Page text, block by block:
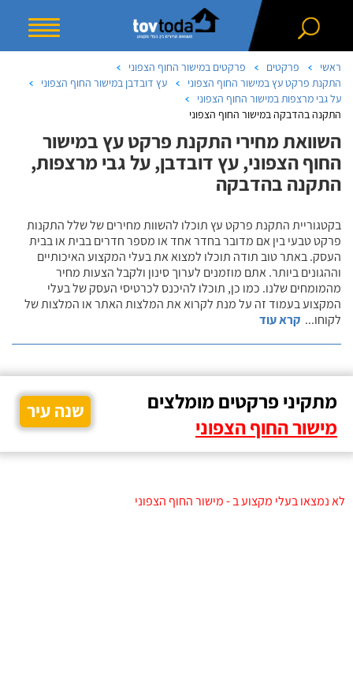
ראשי פרקטים
פרקטים במישור החוף הצפוני
התקנת פרקט עץ במישור החוף הצפוני
עץ דובדבן במישור החוף הצפוני
על גבי מרצפות במישור החוף הצפוני
התקנה בהדבקה במישור החוף הצפוני
השוואת מחירי התקנת פרקט עץ במישור
החוף הצפוני, עץ דובדבן, על גבי מרצפות,
התקנה בהדבקה
בקטגוריית התקנת פרקט עץ תוכלו להשוות מחירים של שלל התקנות
פרקט טבעי בין אם מדובר בחדר אחד או מספר חדרים בבית או בבית
העסק. באתר טוב תודה תוכלו למצוא את בעלי המקצוע האיכותיים
וההגונים ביותר. אתם מוזמנים לערוך סינון ולקבל הצעות מחיר
מהמומחים שלנו. כמו כן, תוכלו להיכנס לכרטיסי העסק של בעלי
המקצוע בעמוד זה על מנת לקרוא את המלצות האתר או המלצות של
לקוחו... קרא עוד
מתקיני פרקטים מומלצים
מישור החוף הצפוני
שנה עיר
לא נמצאו בעלי מקצוע ב - מישור החוף הצפוני